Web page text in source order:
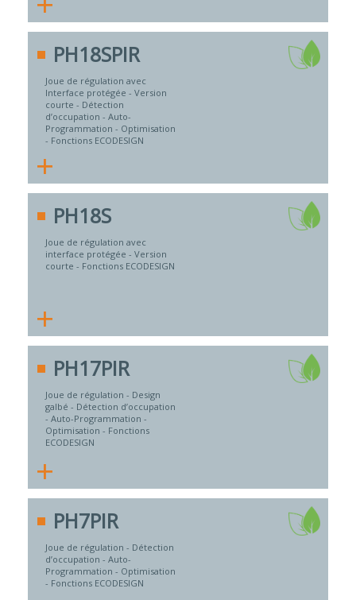
PH18SPIR
Joue de régulation avec
Interface protégée - Version
courte - Détection
d’occupation - Auto-
Programmation - Optimisation
- Fonctions ECODESIGN
+
PH18S
Joue de régulation avec
interface protégée - Version
courte - Fonctions ECODESIGN
+
PH17PIR
Joue de régulation - Design
galbé - Détection d’occupation
- Auto-Programmation -
Optimisation - Fonctions
ECODESIGN
+
PH7PIR
Joue de régulation - Détection
d’occupation - Auto-
Programmation - Optimisation
- Fonctions ECODESIGN